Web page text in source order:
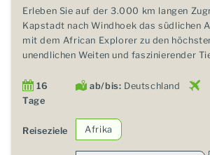
Erleben Sie auf der 3.000 km langen
Kapstadt nach Windhoek das südlichen
mit dem African Explorer zu den
unendlichen Weiten und faszinierender
16
Tage
ab/bis: Deutschland
Reiseziele Afrika